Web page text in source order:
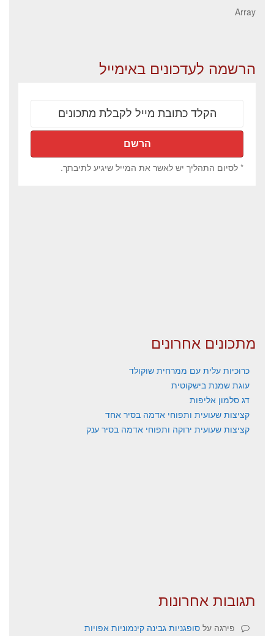
Array
הרשמה לעדכונים באימייל
* לסיום התהליך יש לאשר את המייל שיגיע לתיבתך.
מתכונים אחרונים
כרוכיות עלית עם ממרחית שוקולד
עוגת שמנת בישקוטית
דג סלמון אליפות
קציצות שעועית ותפוחי אדמה בסיר אחד
קציצות שעועית ירוקה ותפוחי אדמה בסיר ענק
תגובות אחרונות
פירגה על סופגניות גבינה קינמוניות אפויות